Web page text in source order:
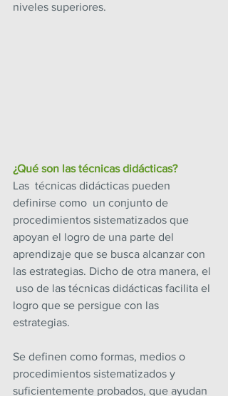
niveles superiores.
¿Qué son las técnicas didácticas?
Las  técnicas didácticas pueden
definirse como  un conjunto de
procedimientos sistematizados que
apoyan el logro de una parte del
aprendizaje que se busca alcanzar con
las estrategias. Dicho de otra manera, el
uso de las técnicas didácticas facilita el
logro que se persigue con las
estrategias.
Se definen como formas, medios o
procedimientos sistematizados y
suficientemente probados, que ayudan